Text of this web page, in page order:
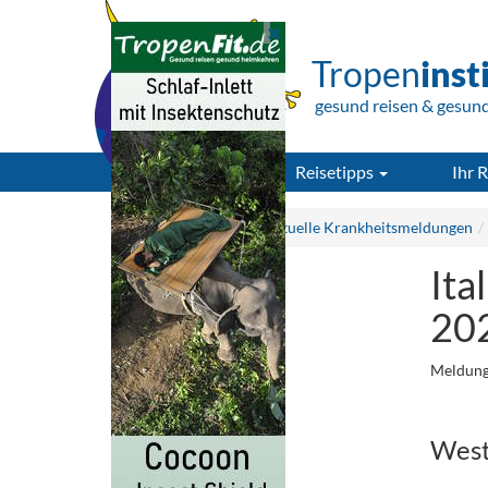
Tropen
gesund reisen &
Reisetipps Ihr
Tropeninstitut.de Aktuelle Krankheitsmeldungen